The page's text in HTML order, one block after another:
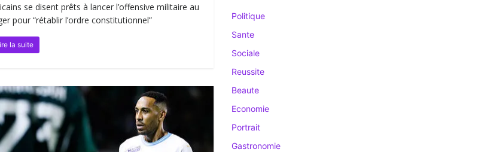
se disent prêts à lancer l’offensive militaire au
pour “rétablir l’ordre constitutionnel”
la suite
Politique
Sante
Sociale
Reussite
Beaute
Economie
Portrait
Gastronomie